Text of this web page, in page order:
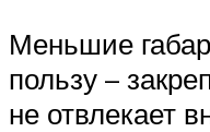
Меньшие
пользу –
не отвлекает